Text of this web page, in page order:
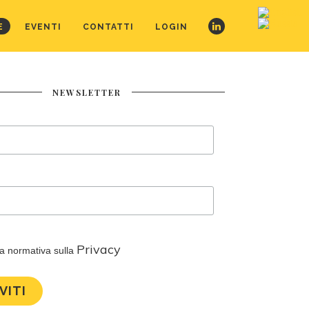
EVENTI CONTATTI LOGIN
NEWSLETTER
normativa sulla Privacy